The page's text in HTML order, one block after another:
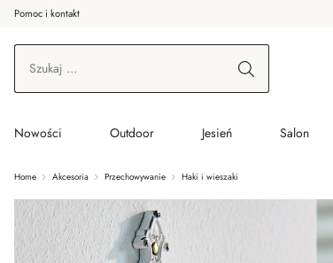
do wątku głównego
Przejdź do wyszukiwania
Przejdź do głównej nawigacji
Pomoc i kontakt
Nowości Outdoor Jesień Salon
Home Akcesoria Przechowywanie Haki i wieszaki